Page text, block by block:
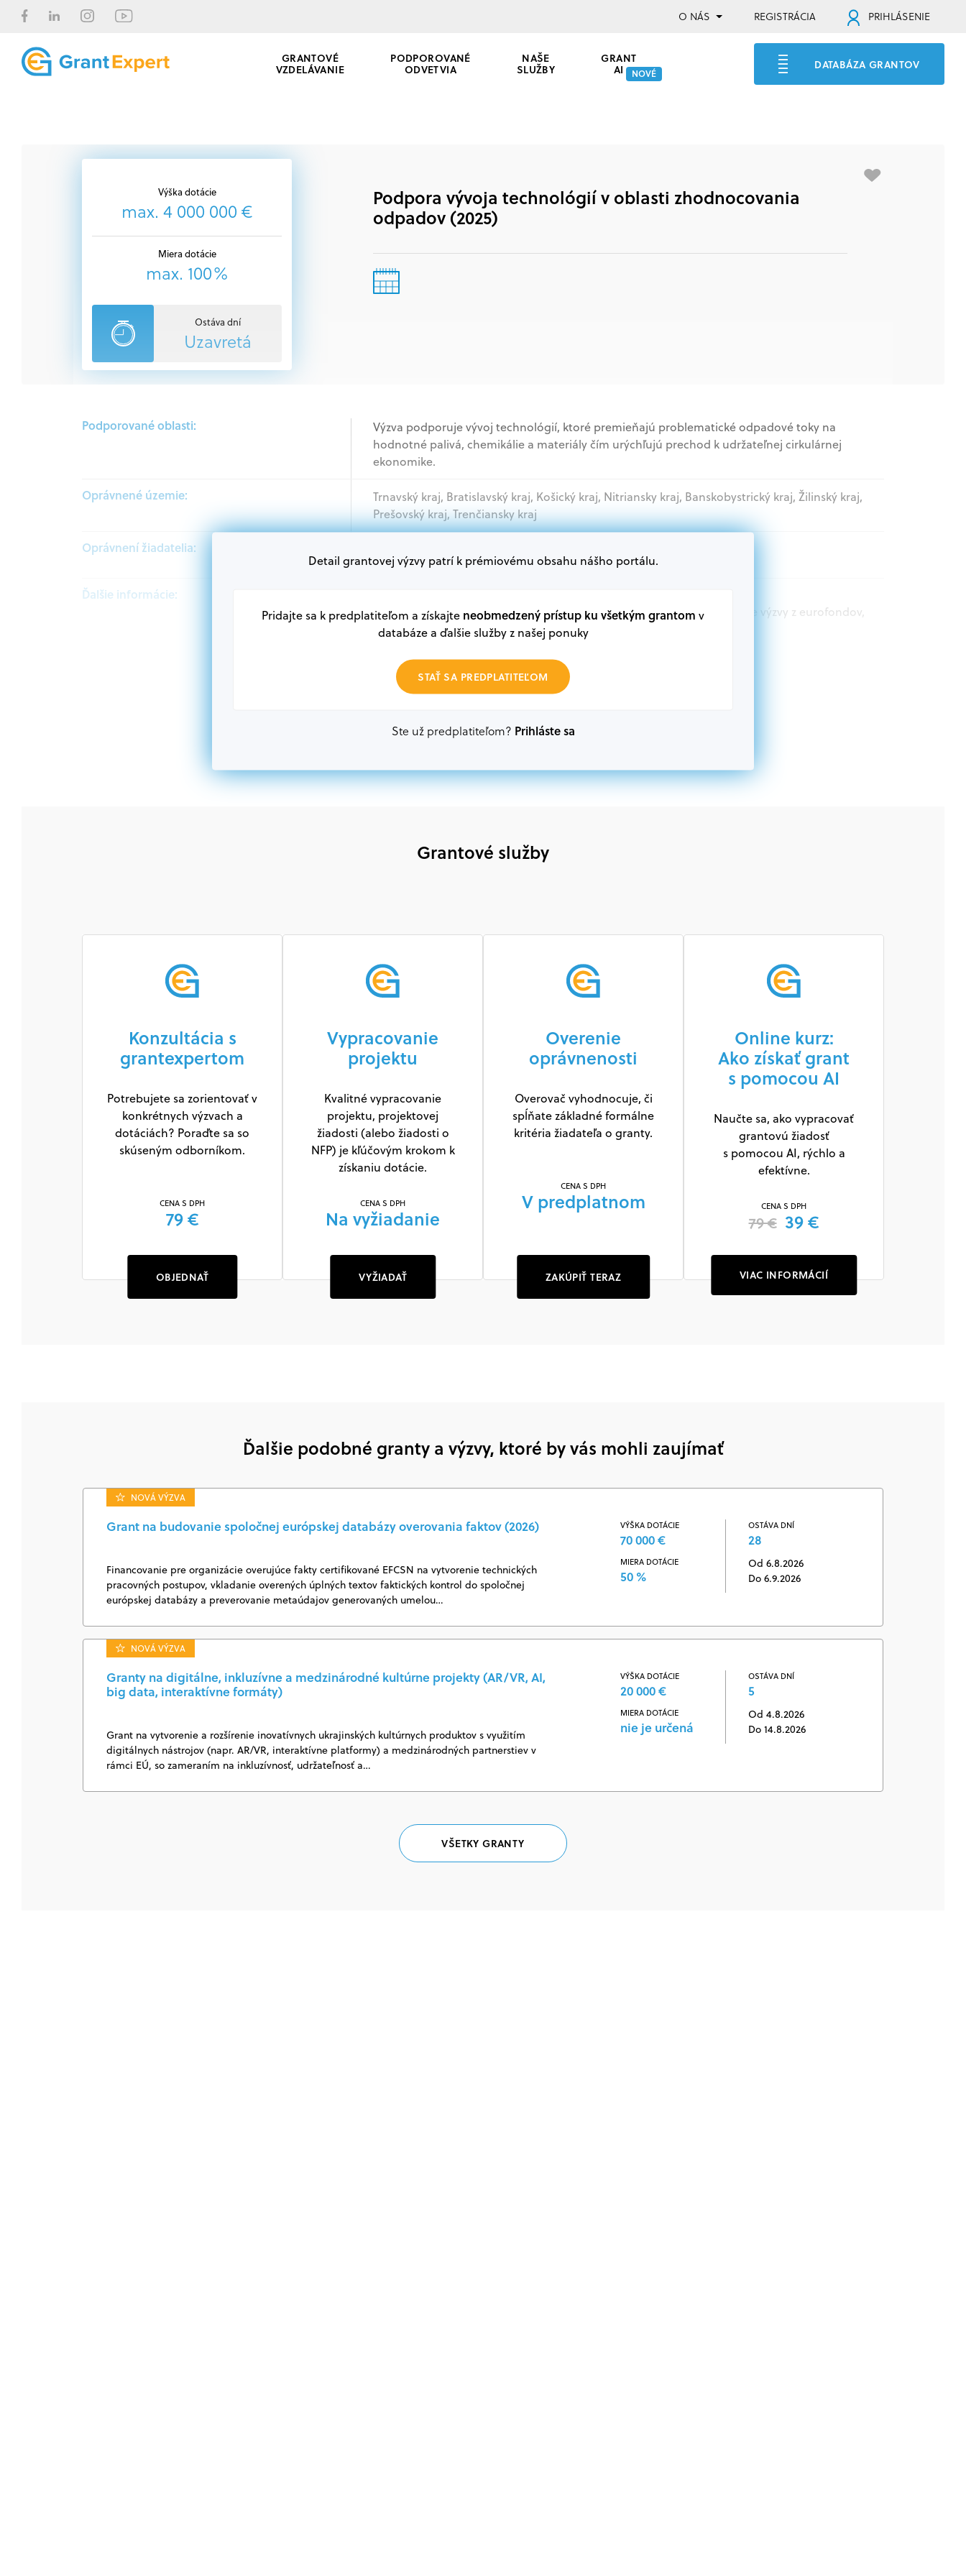
O NÁS REGISTRÁCIA PRIHLÁSENIE
GRANTOVÉ
VZDELÁVANIE
PODPOROVANÉ
ODVETVIA
NAŠE
SLUŽBY
GRANT
AI NOVÉ
DATABÁZA GRANTOV
Výška dotácie
max. 4 000 000 €
Miera dotácie
max. 100%
Ostáva dní
Uzavretá
Podpora vývoja technológií v oblasti zhodnocovania
odpadov (2025)
Podporované oblasti:
Výzva podporuje vývoj technológií, ktoré premieňajú problematické odpadové toky na
hodnotné palivá, chemikálie a materiály čím urýchľujú prechod k udržateľnej cirkulárnej
ekonomike.
Oprávnené územie:
Trnavský kraj, Bratislavský kraj, Košický kraj, Nitriansky kraj, Banskobystrický kraj, Žilinský kraj,
Prešovský kraj, Trenčiansky kraj
Oprávnení žiadatelia:
Podnikatelia, Akademický sektor, Mimovládne organizácie
Ďalšie informácie:
V databáze grantov a dotácií na portáli Grantexpert.sk nájdete aktuálne výzvy z eurofondov,
plánu obnovy a ďalších zdrojov.
Oprávnení partneri:
Akákoľvek právnická osoba, t. j. verejný alebo súkromný subjekt, komerčný alebo nekomerčný,
ako aj mimovládne organizácie zriadené ako právnická osoba v Nórsku alebo na Slovensku,
prispievajúca k implementácii projektu
Detail grantovej výzvy patrí k prémiovému obsahu nášho portálu.
Pridajte sa k predplatiteľom a získajte neobmedzený prístup ku všetkým grantom v
databáze a ďalšie služby z našej ponuky
STAŤ SA PREDPLATITEĽOM
Ste už predplatiteľom? Prihláste sa
Grantové služby
Konzultácia s
grantexpertom
Potrebujete sa zorientovať v
konkrétnych výzvach a
dotáciách? Poraďte sa so
skúseným odborníkom.
CENA S DPH
79 €
OBJEDNAŤ
Vypracovanie
projektu
Kvalitné vypracovanie
projektu, projektovej
žiadosti (alebo žiadosti o
NFP) je kľúčovým krokom k
získaniu dotácie.
CENA S DPH
Na vyžiadanie
VYŽIADAŤ
Overenie
oprávnenosti
Overovač vyhodnocuje, či
spĺňate základné formálne
kritéria žiadateľa o granty.
CENA S DPH
V predplatnom
ZAKÚPIŤ TERAZ
Online kurz:
Ako získať grant
s pomocou AI
Naučte sa, ako vypracovať
grantovú žiadosť
s pomocou AI, rýchlo a
efektívne.
CENA S DPH
79 € 39 €
VIAC INFORMÁCIÍ
Ďalšie podobné granty a výzvy, ktoré by vás mohli zaujímať
NOVÁ VÝZVA
Grant na budovanie spoločnej európskej databázy overovania faktov (2026)
Financovanie pre organizácie overujúce fakty certifikované EFCSN na vytvorenie technických
pracovných postupov, vkladanie overených úplných textov faktických kontrol do spoločnej
európskej databázy a preverovanie metaúdajov generovaných umelou…
VÝŠKA DOTÁCIE
70 000 €
MIERA DOTÁCIE
50 %
OSTÁVA DNÍ
28
Od 6.8.2026
Do 6.9.2026
NOVÁ VÝZVA
Granty na digitálne, inkluzívne a medzinárodné kultúrne projekty (AR/VR, AI,
big data, interaktívne formáty)
Grant na vytvorenie a rozšírenie inovatívnych ukrajinských kultúrnych produktov s využitím
digitálnych nástrojov (napr. AR/VR, interaktívne platformy) a medzinárodných partnerstiev v
rámci EÚ, so zameraním na inkluzívnosť, udržateľnosť a…
VÝŠKA DOTÁCIE
20 000 €
MIERA DOTÁCIE
nie je určená
OSTÁVA DNÍ
5
Od 4.8.2026
Do 14.8.2026
VŠETKY GRANTY